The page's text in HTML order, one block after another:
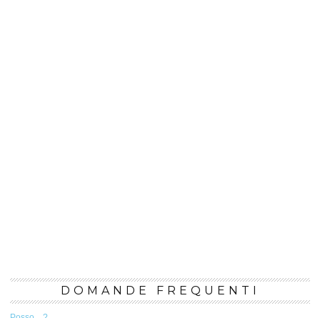
DOMANDE FREQUENTI